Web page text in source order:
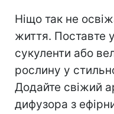
Ніщо так не
життя. Поставте
сукуленти або
рослину у
Додайте свіжий
дифузора з